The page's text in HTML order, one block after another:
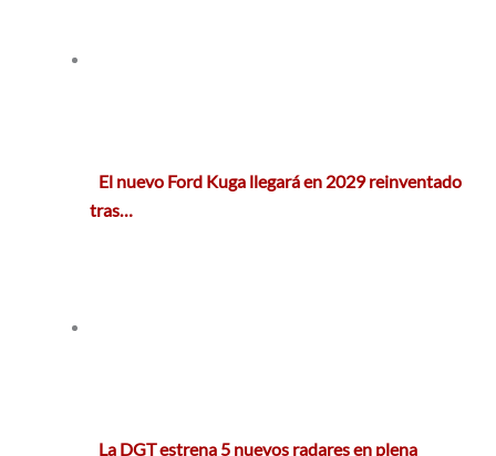
El nuevo Ford Kuga llegará en 2029 reinventado
tras…
La DGT estrena 5 nuevos radares en plena